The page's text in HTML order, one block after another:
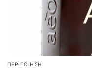
ΠΕΡΙΠΟΊΗΣΗ